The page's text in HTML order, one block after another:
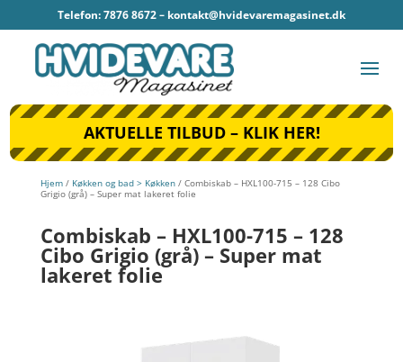
Telefon: 7876 8672 – kontakt@hvidevaremagasinet.dk
AKTUELLE TILBUD – KLIK HER!
Hjem/ Køkken og bad > Køkken/ Combiskab – HXL100-715 – 128 Cibo
Grigio (grå) – Super mat lakeret folie
Combiskab – HXL100-715 – 128
Cibo Grigio (grå) – Super mat
lakeret folie